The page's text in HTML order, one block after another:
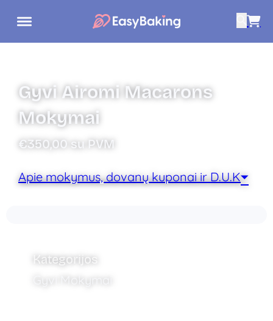
Gyvi Airomi Macarons
Mokymai
€350,00 su PVM
Apie mokymus, dovanų kuponai ir D.U.K
Kategorijos
Gyvi Mokymai